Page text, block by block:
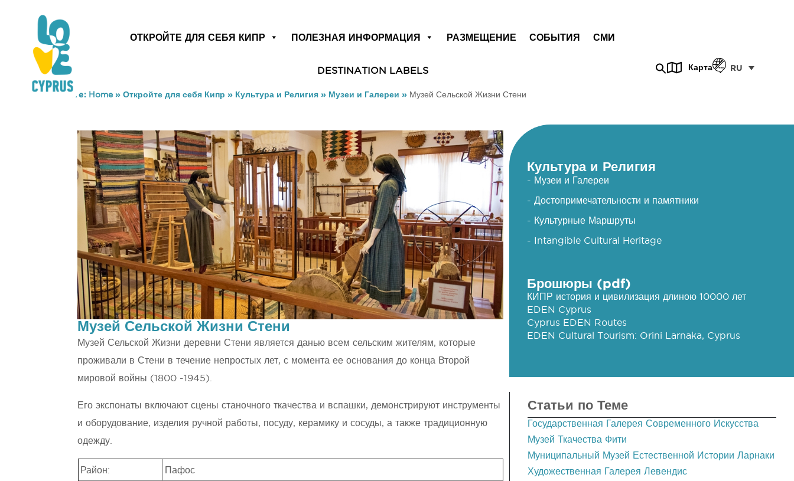
ОТКРОЙТЕ ДЛЯ СЕБЯ КИПР ПОЛЕЗНАЯ ИНФОРМАЦИЯ РАЗМЕЩЕНИЕ СОБЫТИЯ СМИ
DESTINATION LABELS Карта RU
You are here: Home» Откройте для себя Кипр » Культура и Религия » Музеи и Галереи » Музей Сельской Жизни Стени
Музей Сельской Жизни Стени
Музей Сельской Жизни деревни Стени является данью всем сельским жителям, которые
проживали в Стени в течение непростых лет, с момента ее основания до конца Второй
мировой войны (1800 -1945).
Его экспонаты включают сцены станочного ткачества и вспашки, демонстрируют инструменты
и оборудование, изделия ручной работы, посуду, керамику и сосуды, а также традиционную
одежду.
Район: Пафос
Культура и Религия
- Музеи и Галереи
- Достопримечательности и памятники
- Культурные Маршруты
- Intangible Cultural Heritage
Брошюры (pdf)
КИПР история и цивилизация длиною 10000 лет
EDEN Cyprus
Cyprus EDEN Routes
EDEN Cultural Tourism: Orini Larnaka, Cyprus
Статьи по Теме
Государственная Галерея Современного Искусства
Музей Ткачества Фити
Муниципальный Музей Естественной Истории Ларнаки
Художественная Галерея Левендис